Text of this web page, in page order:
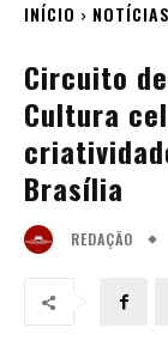
INÍCIO NOTÍCIAS
Circuito
Cultura
Brasília
REDAÇÃO